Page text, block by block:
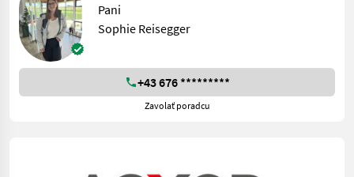
Pani
Sophie Reisegger
+43 676 *********
Zavolať poradcu